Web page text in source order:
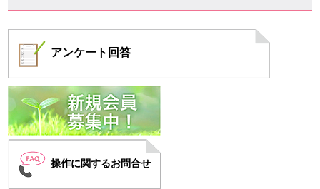
アンケート 回答
操作に関するお問合せ